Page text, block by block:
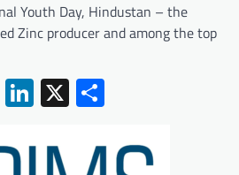
Youth Day, Hindustan – the
Zinc producer and among the top
Pinterest
LinkedIn
X